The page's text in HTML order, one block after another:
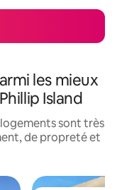
les mieux
Island
sont très
de propreté et